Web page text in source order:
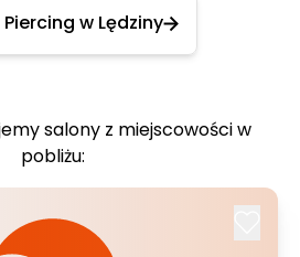
w Lędziny
salony z miejscowości w
pobliżu: